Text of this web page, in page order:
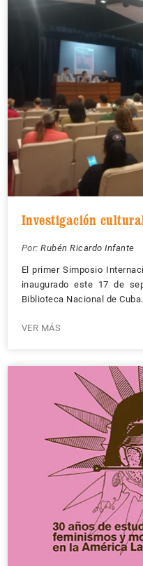
Investigación
Por: Rubén Ricardo Infante
El primer Simposio
inaugurado este 17 de
Biblioteca Nacional de Cuba.
VER MÁS